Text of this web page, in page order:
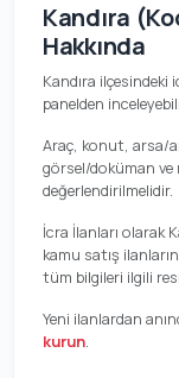
Kandıra
Hakkında
Kandıra ilçesindeki
panelden
Araç, konut, arsa/
görsel/doküman ve
değerlendirilmelidir.
İcra İlanları olarak
kamu satış
tüm bilgileri ilgili
Yeni ilanlardan
kurun.